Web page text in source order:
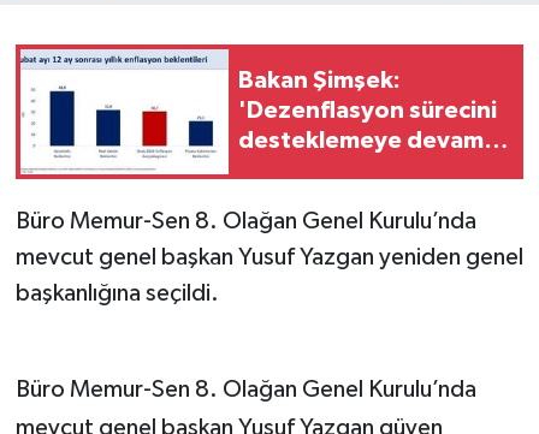
Bakan Şimşek:
'Dezenflasyon sürecini
desteklemeye devam
Büro Memur-Sen 8. Olağan Genel Kurulu’nda
mevcut genel başkan Yusuf Yazgan yeniden genel
başkanlığına seçildi.
Büro Memur-Sen 8. Olağan Genel Kurulu’nda
mevcut genel başkan Yusuf Yazgan güven